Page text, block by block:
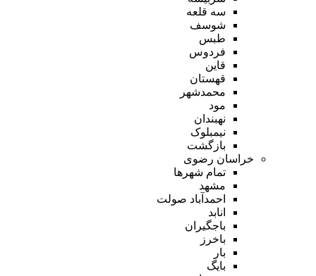
سه قلعه
شوسف
طبس
فردوس
قاین
قهستان
محمدشهر
مود
نهبندان
نیمبلوک
بازگشت
خراسان رضوی
تمام شهر‌ها
مشهد
احمدآباد صولت
انابد
باجگیران
باخرز
بار
بایگ